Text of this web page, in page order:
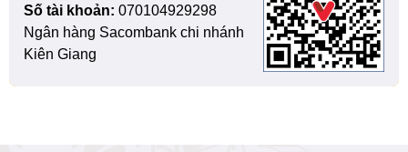
Số tài khoản: 070104929298
Ngân hàng Sacombank chi nhánh
Kiên Giang